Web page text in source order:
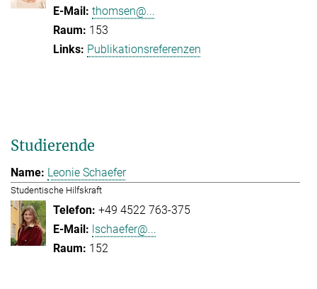
thomsen@...
153
Publikationsreferenzen
Studierende
Leonie Schaefer
Studentische Hilfskraft
+49 4522 763-375
lschaefer@...
152